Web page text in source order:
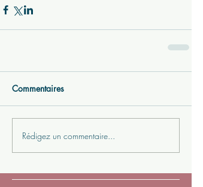
Commentaires
Rédigez un commentaire...